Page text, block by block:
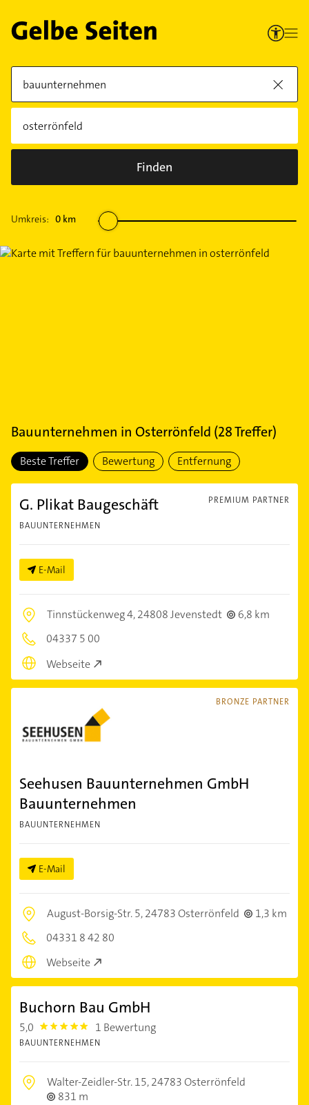
Finden
Umkreis: 0 km
Bauunternehmen in Osterrönfeld (28Treffer)
Beste Treffer Bewertung Entfernung
PREMIUM PARTNER
G. Plikat Baugeschäft
BAUUNTERNEHMEN
E-Mail
Tinnstückenweg 4,24808 Jevenstedt
6,8 km
04337 5 00
Webseite
BRONZE PARTNER
Seehusen Bauunternehmen GmbH
Bauunternehmen
BAUUNTERNEHMEN
E-Mail
August-Borsig-Str. 5,24783 Osterrönfeld
1,3 km
04331 8 42 80
Webseite
Buchorn Bau GmbH
5,0 5.0 1 Bewertung
BAUUNTERNEHMEN
Walter-Zeidler-Str. 15,24783 Osterrönfeld
831 m